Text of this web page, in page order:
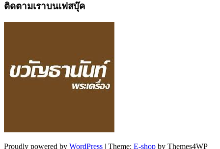
ติดตามเราบนเฟสบุ๊ค
Proudly powered by WordPress | Theme: E-shop by Themes4WP